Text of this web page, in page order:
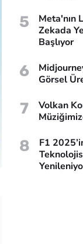
5
Meta'nın
Zekada
Başlıyor
6
Görsel
7
Volkan
8
F1